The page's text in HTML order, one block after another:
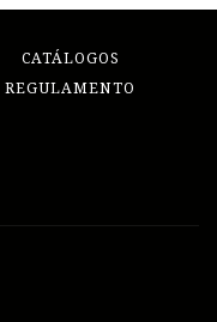
CATÁLOGOS
REGULAMENTO